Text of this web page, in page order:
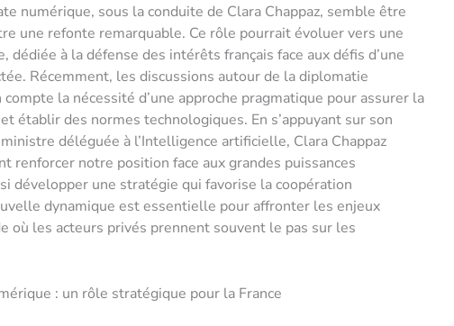
numérique, sous la conduite de Clara Chappaz, semble être
une refonte remarquable. Ce rôle pourrait évoluer vers une
dédiée à la défense des intérêts français face aux défis d’une
Récemment, les discussions autour de la diplomatie
la nécessité d’une approche pragmatique pour assurer la
établir des normes technologiques. En s’appuyant sur son
déléguée à l’Intelligence artificielle, Clara Chappaz
renforcer notre position face aux grandes puissances
développer une stratégie qui favorise la coopération
dynamique est essentielle pour affronter les enjeux
où les acteurs privés prennent souvent le pas sur les
: un rôle stratégique pour la France